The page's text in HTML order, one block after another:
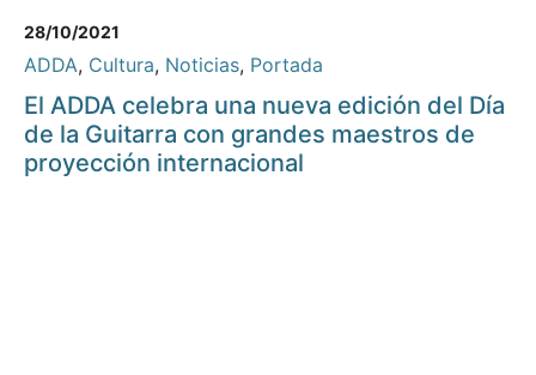
28/10/2021
ADDA, Cultura, Noticias, Portada
El ADDA celebra una nueva edición del Día
de la Guitarra con grandes maestros de
proyección internacional